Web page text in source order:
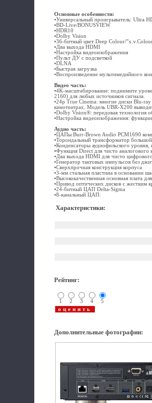
Основные особенности:
•Универсальный проигрыватель: Ultra
•BD-Live/BONUSVIEW
•HDR10
•Dolby Vision
•36-битный цвет Deep Colour/
•Два выхода HDMI
•Настройка видеоизображения
•Пульт ДУ с подсветкой
•DLNA
•Быстрая загрузка
•Воспроизведение мультимедийного
Видео часть:
•4K-масштабирование: поднимите
2160) для любых источников сигнала.
•24p True Cinema: многие диски Blu-ray
кинотеатрах. Модель UBR-X200
•Dolby Vision®: передовая технология
•Настройка видеоизображения:
Аудио часть:
•ЦАПы Burr-Brown Audio PCM1690
•Тороидальный трансформатор
•Конденсаторы аудиофильского уровня,
•Функция Direct для чисто аналогового
•Два выхода HDMI для чисто
•Генератор тактовых импульсов без
•Сверхпрочная конструкция корпуса
•3-мм стальная пластина в основании
•Высококачественная основная плата
•Привод оптических дисков с жестким
•24-битный ЦАП Delta-Sigma
•8-канальный ЦАП:
Характеристики:
Рейтинг:
1 2 3 4 5
Дополнительные фотографии: